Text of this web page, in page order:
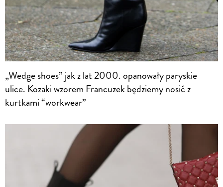
„Wedge shoes” jak z lat 2000. opanowały paryskie
ulice. Kozaki wzorem Francuzek będziemy nosić z
kurtkami “workwear”